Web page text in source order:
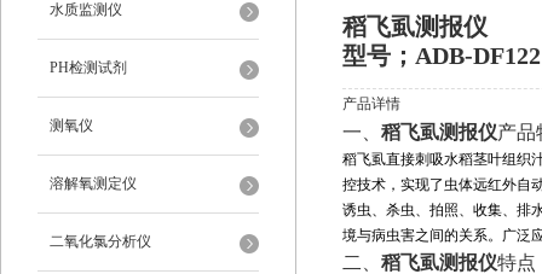
水质监测仪
PH检测试剂
测氧仪
溶解氧测定仪
二氧化氯分析仪
稻飞虱测报仪
型号；ADB-DF122
产品详情
一、 稻飞虱测报仪产品
稻飞虱直接刺吸水稻茎叶组织
控技术，实现了虫体远红外自
诱虫、杀虫、拍照、收集、排
境与病虫害之间的关系。广泛
二、 稻飞虱测报仪特点